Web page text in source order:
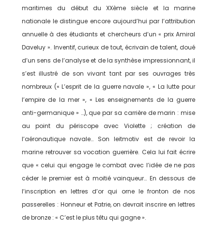
maritimes du début du XXème siècle et la marine
nationale le distingue encore aujourd’hui par l’attribution
annuelle à des étudiants et chercheurs d’un « prix Amiral
Daveluy ». Inventif, curieux de tout, écrivain de talent, doué
d’un sens de l’analyse et de la synthèse impressionnant, il
s’est illustré de son vivant tant par ses ouvrages très
nombreux (« L’esprit de la guerre navale », « La lutte pour
l’empire de la mer », « Les enseignements de la guerre
anti-germanique » …), que par sa carrière de marin : mise
au point du périscope avec Violette ; création de
l’aéronautique navale… Son leitmotiv est de revoir la
marine retrouver sa vocation guerrière. Cela lui fait écrire
que « celui qui engage le combat avec l’idée de ne pas
céder le premier est à moitié vainqueur… En dessous de
l’inscription en lettres d’or qui orne le fronton de nos
passerelles : Honneur et Patrie, on devrait inscrire en lettres
de bronze : « C’est le plus têtu qui gagne ».